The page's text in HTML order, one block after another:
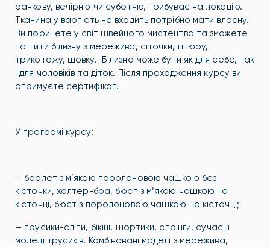
ранкову, вечірню чи суботню, прибуває на локацію.
Тканина у вартість не входить потрібно мати власну.
Ви поринете у світ швейного мистецтва та зможете
пошити білизну з мережива, сіточки, гіпюру,
трикотажу, шовку. Білизна може бути як для себе, так
і для чоловіків та діток. Після проходження курсу ви
отримуєте сертифікат.
У програмі курсу:
— бралет з м’якою поролоновою чашкою без
кісточки, холтер-бра, бюст з м’якою чашкою на
кісточці, бюст з поролоновою чашкою на кісточці;
— трусики-сліпи, бікіні, шортики, стрінги, сучасні
моделі трусиків. Комбіновані моделі з мережива,